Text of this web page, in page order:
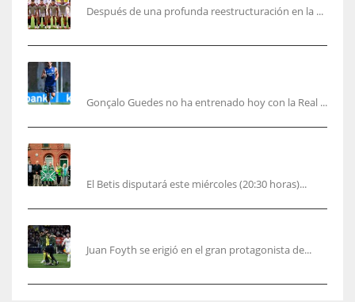
Después de una profunda reestructuración en la ...
Gonçalo Guedes no ha entrenado hoy con la Real ...
El Betis disputará este miércoles (20:30 horas)...
Juan Foyth se erigió en el gran protagonista de...